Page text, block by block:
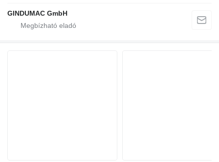
GINDUMAC GmbH